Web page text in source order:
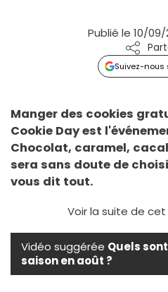
Publié le 10/09/
Suivez-nous
Manger des cookies
Cookie Day est
Chocolat, caramel,
sera sans doute de
vous dit tout.
Voir la suite de
Vidéo suggérée Quels
saison en août ?